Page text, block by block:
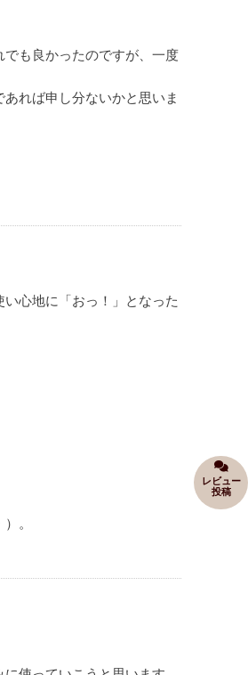
も良かったのですが、一度
れば申し分ないかと思いま
心地に「おっ！」となった
。
レビュー
投稿